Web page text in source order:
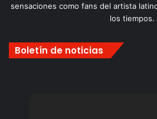
sensaciones como fans del artista
los tiempos.
Boletín de noticias